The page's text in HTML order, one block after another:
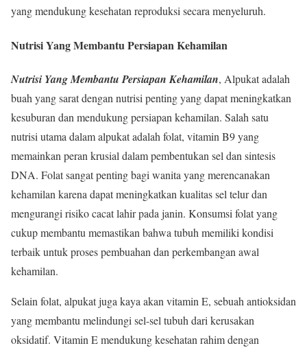
yang mendukung kesehatan reproduksi secara menyeluruh.
Nutrisi Yang Membantu Persiapan Kehamilan
Nutrisi Yang Membantu Persiapan Kehamilan, Alpukat adalah
buah yang sarat dengan nutrisi penting yang dapat meningkatkan
kesuburan dan mendukung persiapan kehamilan. Salah satu
nutrisi utama dalam alpukat adalah folat, vitamin B9 yang
memainkan peran krusial dalam pembentukan sel dan sintesis
DNA. Folat sangat penting bagi wanita yang merencanakan
kehamilan karena dapat meningkatkan kualitas sel telur dan
mengurangi risiko cacat lahir pada janin. Konsumsi folat yang
cukup membantu memastikan bahwa tubuh memiliki kondisi
terbaik untuk proses pembuahan dan perkembangan awal
kehamilan.
Selain folat, alpukat juga kaya akan vitamin E, sebuah antioksidan
yang membantu melindungi sel-sel tubuh dari kerusakan
oksidatif. Vitamin E mendukung kesehatan rahim dengan